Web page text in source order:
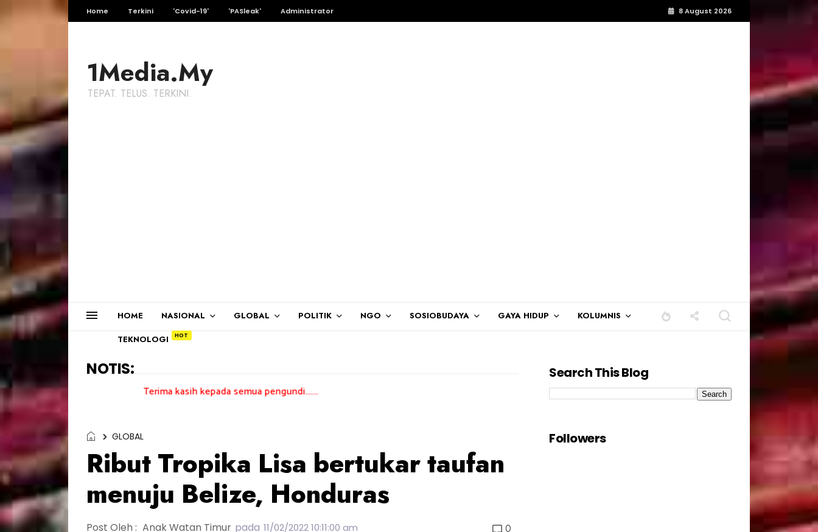
Home Terkini 'Covid-19' 'PASleak' Administrator 8 August 2026
1Media.My
TEPAT. TELUS. TERKINI.
HOME NASIONAL GLOBAL POLITIK NGO SOSIOBUDAYA GAYA HIDUP KOLUMNIS
TEKNOLOGI
NOTIS:
Terima kasih kepada semua pengundi.......
GLOBAL
Ribut Tropika Lisa bertukar taufan
menuju Belize, Honduras
Post Oleh : Anak Watan Timur pada 11/02/2022 10:11:00 am 0
Search This Blog
Followers